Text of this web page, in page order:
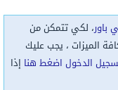
باور، لكي تتمكن من
الميزات ، يجب عليك
الدخول اضغط هنا إذا